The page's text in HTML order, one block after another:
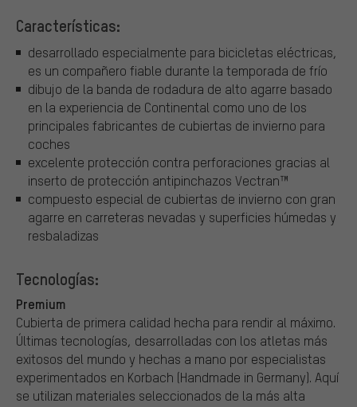
Características:
desarrollado especialmente para bicicletas eléctricas,
es un compañero fiable durante la temporada de frío
dibujo de la banda de rodadura de alto agarre basado
en la experiencia de Continental como uno de los
principales fabricantes de cubiertas de invierno para
coches
excelente protección contra perforaciones gracias al
inserto de protección antipinchazos Vectran™
compuesto especial de cubiertas de invierno con gran
agarre en carreteras nevadas y superficies húmedas y
resbaladizas
Tecnologías:
Premium
Cubierta de primera calidad hecha para rendir al máximo.
Últimas tecnologías, desarrolladas con los atletas más
exitosos del mundo y hechas a mano por especialistas
experimentados en Korbach (Handmade in Germany). Aquí
se utilizan materiales seleccionados de la más alta